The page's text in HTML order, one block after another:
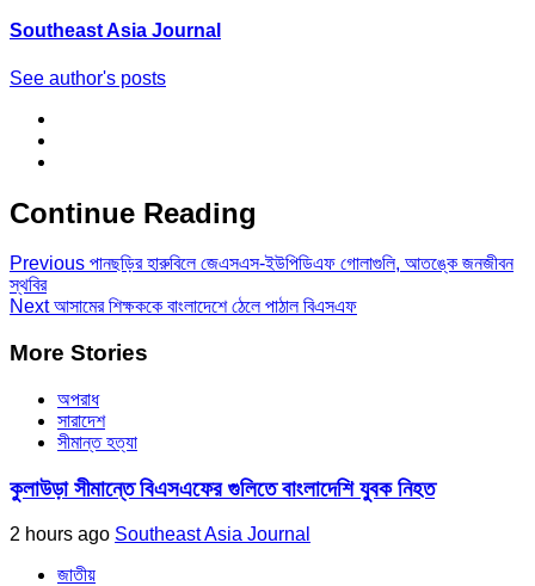
Southeast Asia Journal
See author's posts
Continue Reading
Previous পানছড়ির হারুবিলে জেএসএস-ইউপিডিএফ গোলাগুলি, আতঙ্কে জনজীবন
স্থবির
Nextআসামের শিক্ষককে বাংলাদেশে ঠেলে পাঠাল বিএসএফ
More Stories
অপরাধ
সারাদেশ
সীমান্ত হত্যা
কুলাউড়া সীমান্তে বিএসএফের গুলিতে বাংলাদেশি যুবক নিহত
2 hours ago Southeast Asia Journal
জাতীয়